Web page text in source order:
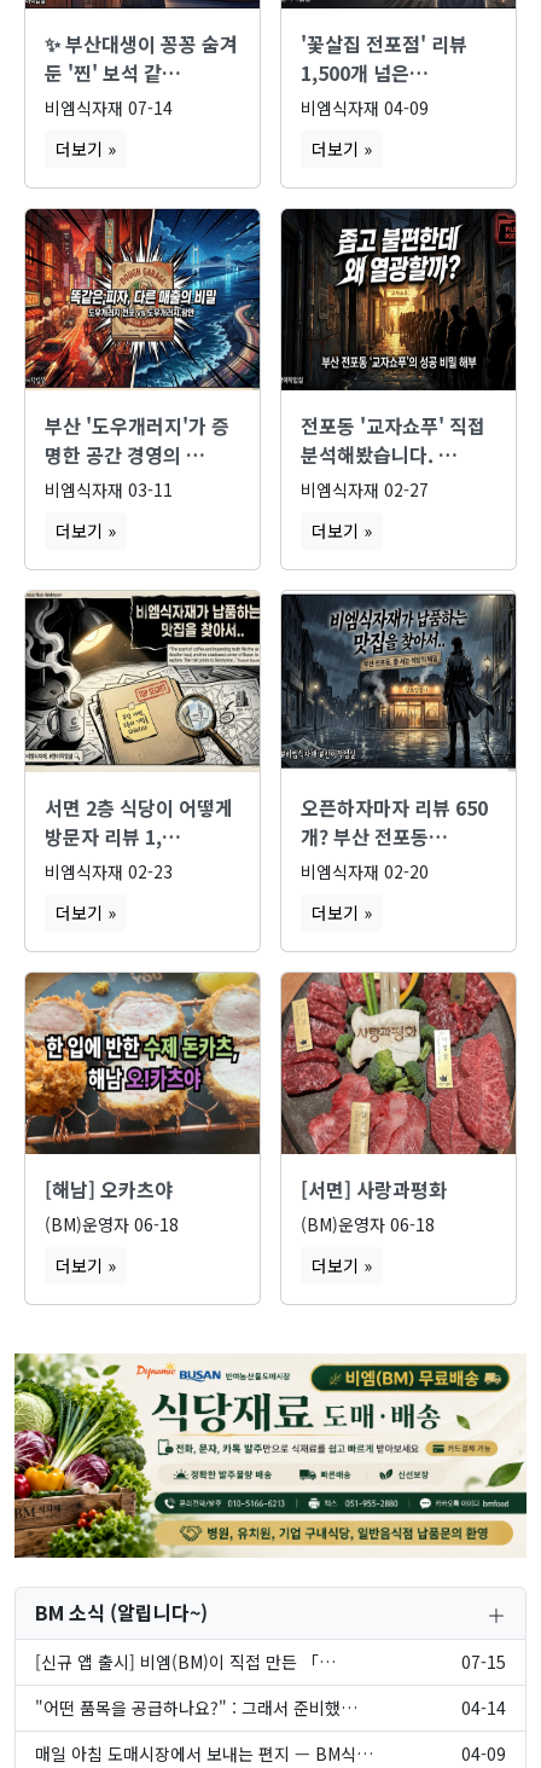
✨ 부산대생이 꽁꽁 숨겨
둔 '찐' 보석 같…
비엠식자재 07-14
더보기 »
'꽃살집 전포점' 리뷰
1,500개 넘은…
비엠식자재 04-09
더보기 »
부산 '도우개러지'가 증
명한 공간 경영의 …
비엠식자재 03-11
더보기 »
전포동 '교자쇼푸' 직접
분석해봤습니다. …
비엠식자재 02-27
더보기 »
서면 2층 식당이 어떻게
방문자 리뷰 1,…
비엠식자재 02-23
더보기 »
오픈하자마자 리뷰 650
개? 부산 전포동…
비엠식자재 02-20
더보기 »
[해남] 오카츠야
(BM)운영자 06-18
더보기 »
[서면] 사랑과평화
(BM)운영자 06-18
더보기 »
BM 소식 (알립니다~)
[신규 앱 출시] 비엠(BM)이 직접 만든 「…
07-15
"어떤 품목을 공급하나요?" : 그래서 준비했…
04-14
매일 아침 도매시장에서 보내는 편지 — BM식…
04-09